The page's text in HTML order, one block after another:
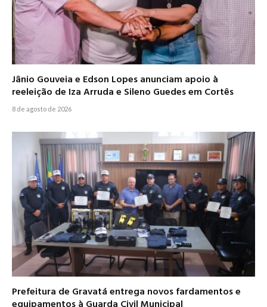
Jânio Gouveia e Edson Lopes anunciam apoio à
reeleição de Iza Arruda e Sileno Guedes em Cortês
8 de agosto de 2026
Prefeitura de Gravatá entrega novos fardamentos e